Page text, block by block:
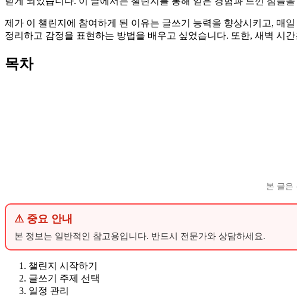
제가 이 챌린지에 참여하게 된 이유는 글쓰기 능력을 향상시키고, 매
정리하고 감정을 표현하는 방법을 배우고 싶었습니다. 또한, 새벽 시
목차
본 글은
⚠ 중요 안내
본 정보는 일반적인 참고용입니다. 반드시 전문가와 상담하세요.
챌린지 시작하기
글쓰기 주제 선택
일정 관리